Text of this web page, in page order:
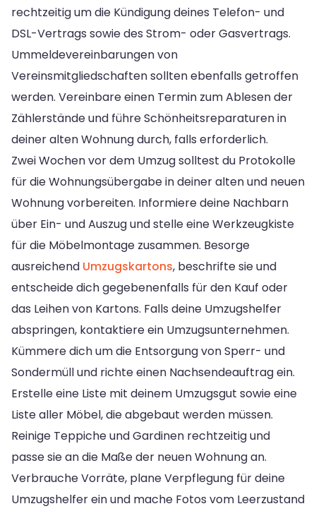
rechtzeitig um die Kündigung deines Telefon- und
DSL-Vertrags sowie des Strom- oder Gasvertrags.
Ummeldevereinbarungen von
Vereinsmitgliedschaften sollten ebenfalls getroffen
werden. Vereinbare einen Termin zum Ablesen der
Zählerstände und führe Schönheitsreparaturen in
deiner alten Wohnung durch, falls erforderlich.
Zwei Wochen vor dem Umzug solltest du Protokolle
für die Wohnungsübergabe in deiner alten und neuen
Wohnung vorbereiten. Informiere deine Nachbarn
über Ein- und Auszug und stelle eine Werkzeugkiste
für die Möbelmontage zusammen. Besorge
ausreichend Umzugskartons, beschrifte sie und
entscheide dich gegebenenfalls für den Kauf oder
das Leihen von Kartons. Falls deine Umzugshelfer
abspringen, kontaktiere ein Umzugsunternehmen.
Kümmere dich um die Entsorgung von Sperr- und
Sondermüll und richte einen Nachsendeauftrag ein.
Erstelle eine Liste mit deinem Umzugsgut sowie eine
Liste aller Möbel, die abgebaut werden müssen.
Reinige Teppiche und Gardinen rechtzeitig und
passe sie an die Maße der neuen Wohnung an.
Verbrauche Vorräte, plane Verpflegung für deine
Umzugshelfer ein und mache Fotos vom Leerzustand